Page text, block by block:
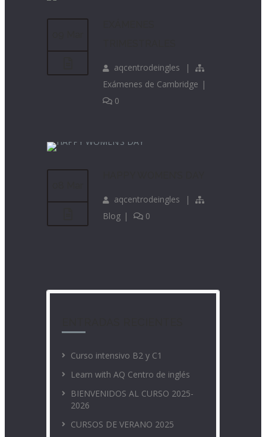
aqcentrodeingles
|
Exámenes de Cambridge |
0
aqcentrodeingles
|
Blog | 0
Curso intensivo B2 y C1
Learn with AQ Centro de inglés
BIENVENIDOS AL CURSO 2025-
2026
CURSOS DE VERANO 2025